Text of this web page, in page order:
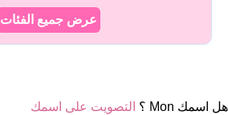
عرض جميع الفئات
هل اسمك Mon ؟ التصويت على اسمك